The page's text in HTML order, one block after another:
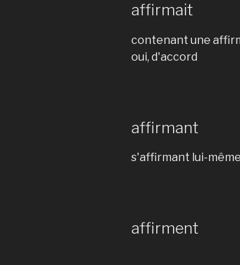
affirmait
contenant une
oui, d'accord
affirmant
s'affirmant lui-
affirment